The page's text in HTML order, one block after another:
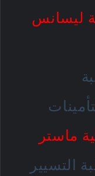
ليسانس
ماستر
التسيير